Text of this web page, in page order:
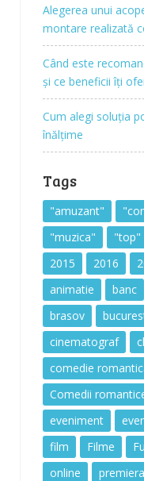
Alegerea unui
montare realizată
Când este
și ce beneficii îți
Cum alegi soluția
înălțime
Tags
"amuzant"
"muzica"
"top"
2015
2016
animatie
banc
brasov
cinematograf
comedie
Comedii
eveniment
film
Filme
online
premiera